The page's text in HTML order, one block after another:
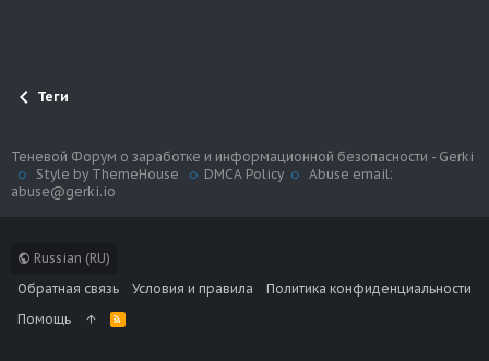
Теги
Russian (RU)
Обратная связь
Условия и правила
Политика конфиденциальности
Помощь
R
S
Теневой Форум о заработке и информационной безопасности - Gerki
Style by ThemeHouse
DMCA Policy
Abuse email:
abuse@gerki.io